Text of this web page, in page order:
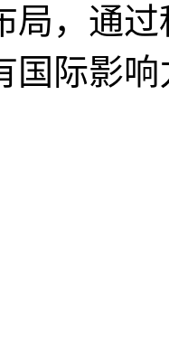
局，通
国际影